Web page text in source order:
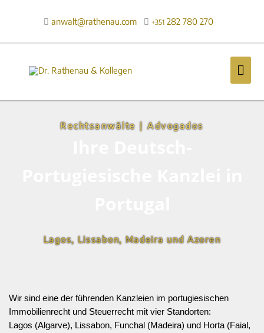
 anwalt@rathenau.com +351 282 780 270
Rechtsanwälte | Advogados
Lagos, Lissabon, Madeira und Azoren
Wir sind eine der führenden Kanzleien im portugiesischen
Immobilienrecht und Steuerrecht mit vier Standorten:
Lagos (Algarve), Lissabon, Funchal (Madeira) und Horta (Faial,